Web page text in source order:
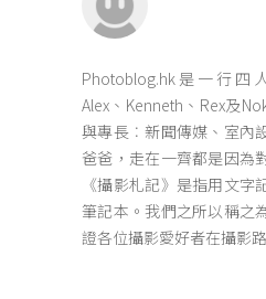
Photoblog.hk是一行四
Alex、Kenneth、Rex及
與專長︰新聞傳媒、室內
爸爸，走在一齊都是因為
《攝影札記》是指用文字
筆記本。我們之所以稱之
證各位攝影愛好者在攝影